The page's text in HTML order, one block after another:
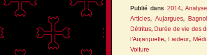
Publié dans 2014,Analyse
Articles,Aujargues,
Détritus, Durée de vie des
l'Aujarguette, Laideur,
Voiture